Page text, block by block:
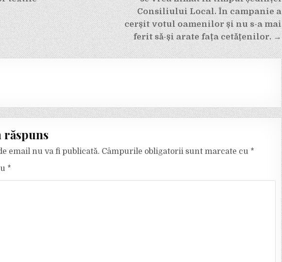
Consiliului Local. În campanie a
cerșit votul oamenilor și nu s-a mai
ferit să-și arate fața cetățenilor. →
răspuns
email nu va fi publicată. Câmpurile obligatorii sunt marcate cu *
*